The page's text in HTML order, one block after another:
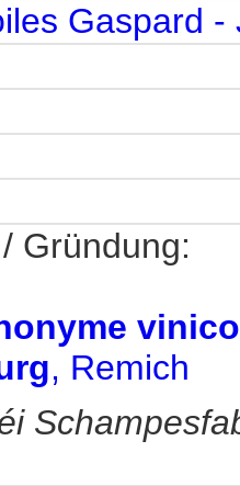
Gaspard
Gründung:
, Remich